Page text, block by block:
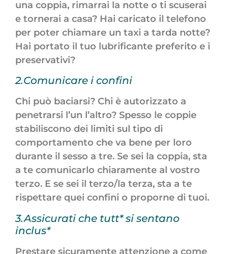
una coppia, rimarrai la notte o ti scuserai
e tornerai a casa? Hai caricato il telefono
per poter chiamare un taxi a tarda notte?
Hai portato il tuo lubrificante preferito e i
preservativi?
2.Comunicare i confini
Chi può baciarsi? Chi è autorizzato a
penetrarsi l’un l’altro? Spesso le coppie
stabiliscono dei limiti sul tipo di
comportamento che va bene per loro
durante il sesso a tre. Se sei la coppia, sta
a te comunicarlo chiaramente al vostro
terzo. E se sei il terzo/la terza, sta a te
rispettare quei confini o proporne di tuoi.
3.Assicurati che tutt* si sentano
inclus*
Prestare sicuramente attenzione a come